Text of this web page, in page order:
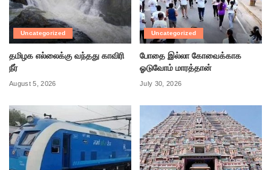
Uncategorized
தமிழக எல்லைக்கு வந்தது காவிரி
நீர்
August 5, 2026
Uncategorized
போதை இல்லா கோவைக்காக
ஓடுவோம் மாரத்தான்
July 30, 2026